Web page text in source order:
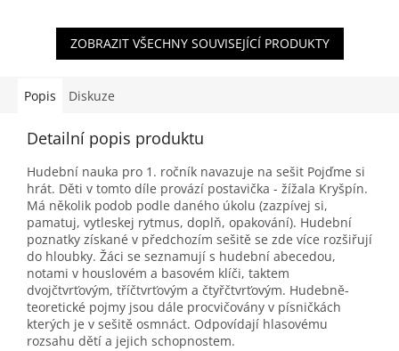
ZOBRAZIT VŠECHNY SOUVISEJÍCÍ PRODUKTY
Popis Diskuze
Detailní popis produktu
Hudební nauka pro 1. ročník navazuje na sešit Pojďme si
hrát. Děti v tomto díle provází postavička - žížala Kryšpín.
Má několik podob podle daného úkolu (zazpívej si,
pamatuj, vytleskej rytmus, doplň, opakování). Hudební
poznatky získané v předchozím sešitě se zde více rozšiřují
do hloubky. Žáci se seznamují s hudební abecedou,
notami v houslovém a basovém klíči, taktem
dvojčtvrťovým, tříčtvrťovým a čtyřčtvrťovým. Hudebně-
teoretické pojmy jsou dále procvičovány v písničkách
kterých je v sešitě osmnáct. Odpovídají hlasovému
rozsahu dětí a jejich schopnostem.